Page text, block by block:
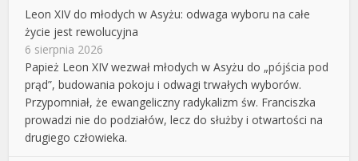
Leon XIV do młodych w Asyżu: odwaga wyboru na całe
życie jest rewolucyjna
6 sierpnia 2026
Papież Leon XIV wezwał młodych w Asyżu do „pójścia pod
prąd”, budowania pokoju i odwagi trwałych wyborów.
Przypomniał, że ewangeliczny radykalizm św. Franciszka
prowadzi nie do podziałów, lecz do służby i otwartości na
drugiego człowieka.